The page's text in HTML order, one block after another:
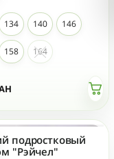
134 140 146
158 164
НОВЫЙ
подростковый
"Рэйчел"